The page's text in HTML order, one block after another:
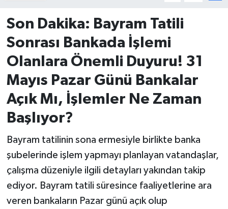
Son Dakika: Bayram Tatili
Sonrası Bankada İşlemi
Olanlara Önemli Duyuru! 31
Mayıs Pazar Günü Bankalar
Açık Mı, İşlemler Ne Zaman
Başlıyor?
Bayram tatilinin sona ermesiyle birlikte banka
şubelerinde işlem yapmayı planlayan vatandaşlar,
çalışma düzeniyle ilgili detayları yakından takip
ediyor. Bayram tatili süresince faaliyetlerine ara
veren bankaların Pazar günü açık olup
İvrindi
KENT GÜNDEMİ
Kepsut
KÜLTÜR-SANAT
MAGAZİN
MANŞET